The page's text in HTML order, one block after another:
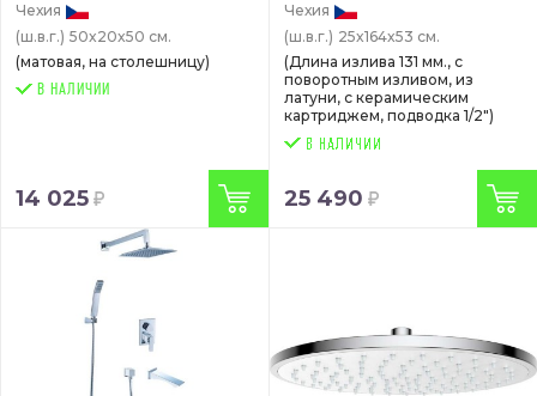
Чехия
(ш.в.г.) 50x20x50 см.
(матовая, на столешницу)
В НАЛИЧИИ
14 025
Чехия
(ш.в.г.) 25x164x53 см.
(Длина излива 131 мм., с
поворотным изливом, из
латуни, с керамическим
картриджем, подводка 1/2")
25 490